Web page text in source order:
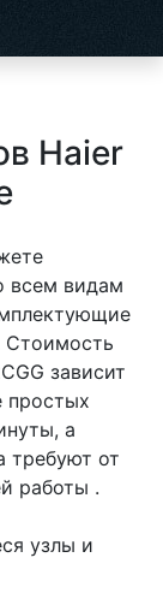
Haier
всем видам
Стоимость
зависит
простых
а
требуют от
работы .
узлы и